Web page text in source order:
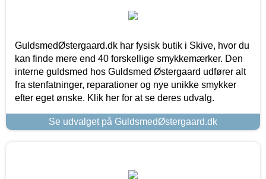
GuldsmedØstergaard.dk har fysisk butik i Skive, hvor du
kan finde mere end 40 forskellige smykkemærker. Den
interne guldsmed hos Guldsmed Østergaard udfører alt
fra stenfatninger, reparationer og nye unikke smykker
efter eget ønske. Klik her for at se deres udvalg.
Se udvalget på GuldsmedØstergaard.dk